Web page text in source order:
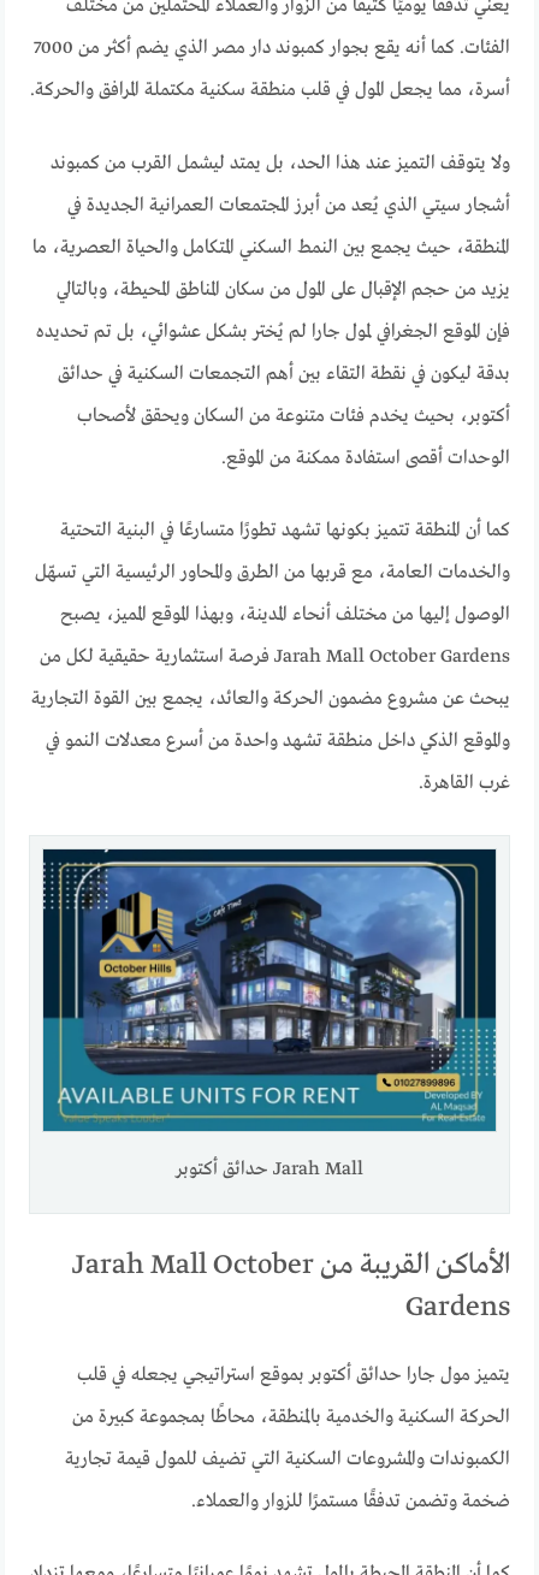
يعني تدفقًا يوميًا كثيفًا من الزوار والعملاء المحتملين من مختلف
الفئات. كما أنه يقع بجوار كمبوند دار مصر الذي يضم أكثر من 7000
أسرة، مما يجعل المول في قلب منطقة سكنية مكتملة المرافق والحركة.
ولا يتوقف التميز عند هذا الحد، بل يمتد ليشمل القرب من كمبوند
أشجار سيتي الذي يُعد من أبرز المجتمعات العمرانية الجديدة في
المنطقة، حيث يجمع بين النمط السكني المتكامل والحياة العصرية، ما
يزيد من حجم الإقبال على المول من سكان المناطق المحيطة، وبالتالي
فإن الموقع الجغرافي لمول جارا لم يُختر بشكل عشوائي، بل تم تحديده
بدقة ليكون في نقطة التقاء بين أهم التجمعات السكنية في حدائق
أكتوبر، بحيث يخدم فئات متنوعة من السكان ويحقق لأصحاب
الوحدات أقصى استفادة ممكنة من الموقع.
كما أن المنطقة تتميز بكونها تشهد تطورًا متسارعًا في البنية التحتية
والخدمات العامة، مع قربها من الطرق والمحاور الرئيسية التي تسهّل
الوصول إليها من مختلف أنحاء المدينة، وبهذا الموقع المميز، يصبح
Jarah Mall October Gardens فرصة استثمارية حقيقية لكل من
يبحث عن مشروع مضمون الحركة والعائد، يجمع بين القوة التجارية
والموقع الذكي داخل منطقة تشهد واحدة من أسرع معدلات النمو في
غرب القاهرة.
Jarah Mall حدائق أكتوبر
الأماكن القريبة من Jarah Mall October
Gardens
يتميز مول جارا حدائق أكتوبر بموقع استراتيجي يجعله في قلب
الحركة السكنية والخدمية بالمنطقة، محاطًا بمجموعة كبيرة من
الكمبوندات والمشروعات السكنية التي تضيف للمول قيمة تجارية
ضخمة وتضمن تدفقًا مستمرًا للزوار والعملاء.